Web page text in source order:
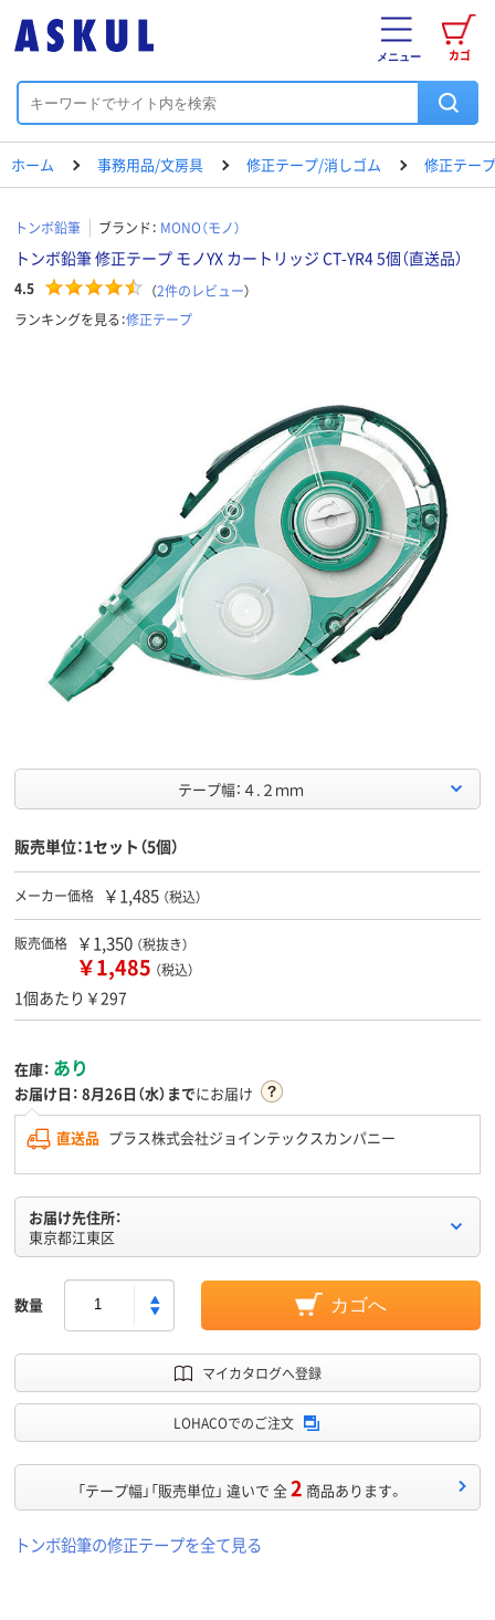
カゴ
メニュー
ホーム 事務用品/文房具 修正テープ/消しゴム 修正テープ
トンボ鉛筆 ブランド： MONO（モノ）
トンボ鉛筆 修正テープ モノYX カートリッジ CT-YR4 5個（直送品）
4.5 （2件のレビュー）
ランキングを見る：修正テープ
テープ幅：４.２ｍｍ
販売単位：1セット（5個）
メーカー価格 ￥1,485 （税込）
販売価格 ￥1,350 （税抜き）
￥1,485 （税込）
1個あたり￥297
在庫： あり
お届け日： 8月26日（水）までにお届け
直送品 プラス株式会社ジョインテックスカンパニー
お届け先住所：
東京都江東区
数量 カゴへ
マイカタログへ登録
LOHACOでのご注文
「テープ幅」「販売単位」 違いで 全2 商品あります。
トンボ鉛筆の修正テープを全て見る